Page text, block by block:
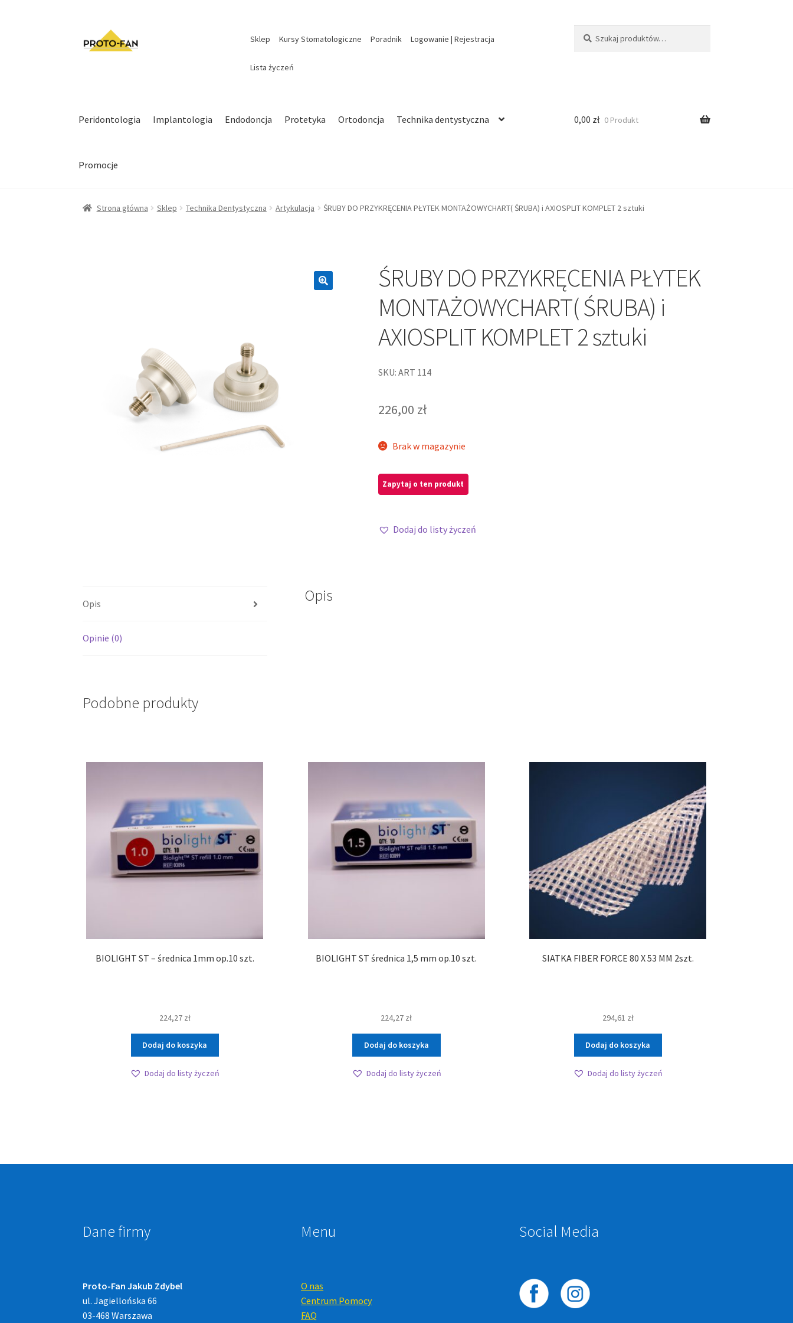
Sklep Kursy Stomatologiczne Poradnik Logowanie | Rejestracja
Lista życzeń
Peridontologia Implantologia Endodoncja Protetyka Ortodoncja Technika dentystyczna
Promocje
0,00 zł 0 Produkt
Strona główna Sklep Technika Dentystyczna Artykulacja ŚRUBY DO PRZYKRĘCENIA PŁYTEK MONTAŻOWYCHART( ŚRUBA) i AXIOSPLIT KOMPLET 2 sztuki
ŚRUBY DO PRZYKRĘCENIA PŁYTEK
MONTAŻOWYCHART( ŚRUBA) i
AXIOSPLIT KOMPLET 2 sztuki
SKU: ART 114
226,00 zł
Brak w magazynie
Dodaj do listy życzeń
Opis
Opinie (0)
Opis
Podobne produkty
BIOLIGHT ST – średnica 1mm op.10 szt.
224,27 zł
Dodaj do koszyka
Dodaj do listy życzeń
BIOLIGHT ST średnica 1,5 mm op.10 szt.
224,27 zł
Dodaj do koszyka
Dodaj do listy życzeń
SIATKA FIBER FORCE 80 X 53 MM 2szt.
294,61 zł
Dodaj do koszyka
Dodaj do listy życzeń
Dane firmy
Proto-Fan Jakub Zdybel
ul. Jagiellońska 66
03-468 Warszawa
Menu
O nas
Centrum Pomocy
FAQ
Social Media